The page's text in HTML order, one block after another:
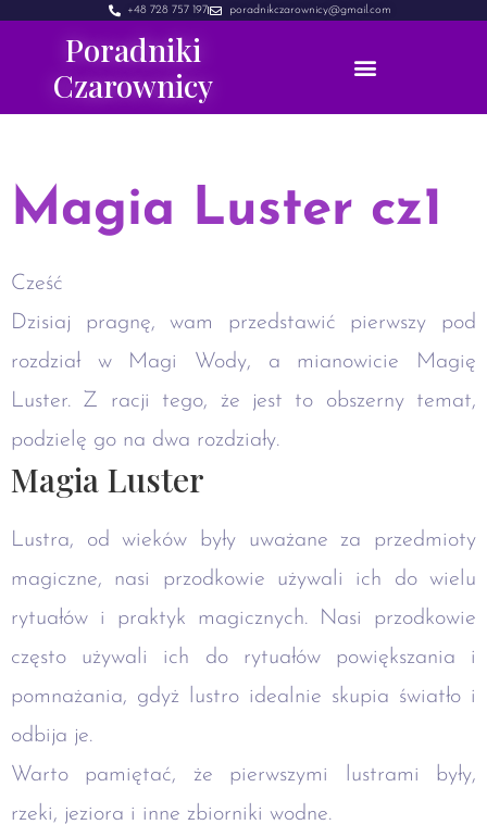
+48 728 757 197 poradnikczarownicy@gmail.com
Poradniki
Czarownicy
Magia Luster cz1
Cześć
Dzisiaj pragnę, wam przedstawić pierwszy pod
rozdział w Magi Wody, a mianowicie Magię
Luster. Z racji tego, że jest to obszerny temat,
podzielę go na dwa rozdziały.
Magia Luster
Lustra, od wieków były uważane za przedmioty
magiczne, nasi przodkowie używali ich do wielu
rytuałów i praktyk magicznych. Nasi przodkowie
często używali ich do rytuałów powiększania i
pomnażania, gdyż lustro idealnie skupia światło i
odbija je.
Warto pamiętać, że pierwszymi lustrami były,
rzeki, jeziora i inne zbiorniki wodne.